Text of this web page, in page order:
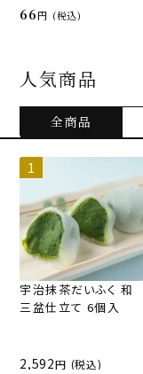
66 (税込)
人気商品
全商品
宇治抹茶だいふく 和
三盆仕立て 6個入
2,592 (税込)